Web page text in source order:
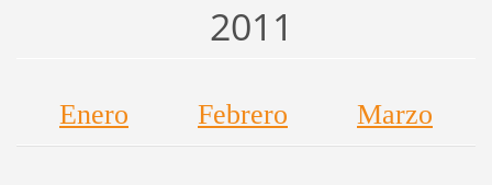
2011
Enero Febrero Marzo